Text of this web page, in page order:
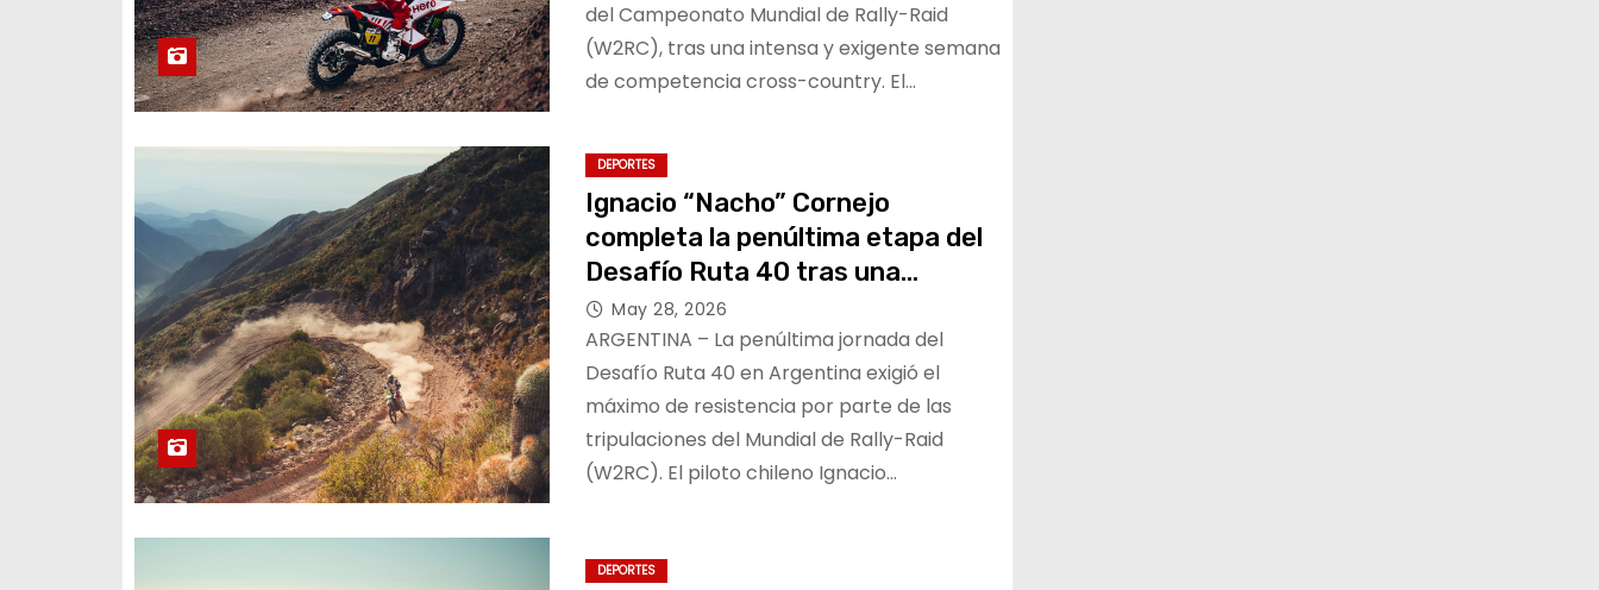
del Campeonato Mundial de Rally-Raid
(W2RC), tras una intensa y exigente semana
de competencia cross-country. El…
DEPORTES
Ignacio “Nacho” Cornejo
completa la penúltima etapa del
Desafío Ruta 40 tras una
exigente jornada física en
Argentina
May 28, 2026
ARGENTINA – La penúltima jornada del
Desafío Ruta 40 en Argentina exigió el
máximo de resistencia por parte de las
tripulaciones del Mundial de Rally-Raid
(W2RC). El piloto chileno Ignacio…
DEPORTES